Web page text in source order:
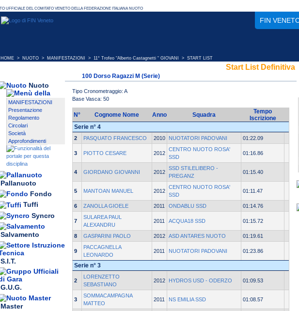
FIN
HOME > NUOTO > MANIFESTAZIONI > 11° Trofeo “Alberto Castagnetti “ GIOVANI > START LIST
Nuoto
MANIFESTAZIONI
Presentazione
Regolamento
Circolari
Società
Approfondimenti
Pallanuoto
Fondo
Tuffi
Syncro
Salvamento
S.I.T.
G.U.G.
Master
Start List Definitiva
100 Dorso Ragazzi M (Serie)
Tipo Cronometraggio: A
Base Vasca: 50
N° Cognome Nome Anno Squadra
Tempo
Iscrizione
Serie n° 4
2 PASQUATO FRANCESCO 2010 NUOTATORI PADOVANI 01:22.09
3 PIOTTO CESARE 2012
CENTRO NUOTO ROSA'
SSD
01:16.86
4 GIORDANO GIOVANNI 2012
SSD STILELIBERO -
PREGANZ
01:15.40
5 MANTOAN MANUEL 2012
CENTRO NUOTO ROSA'
SSD
01:11.47
6 ZANOLLA GIOELE 2011 ONDABLU SSD 01:14.76
7
SULAREA PAUL
ALEXANDRU
2011 ACQUA18 SSD 01:15.72
8 GASPARINI PAOLO 2012 ASD ANTARES NUOTO 01:19.61
9
PACCAGNELLA
LEONARDO
2011 NUOTATORI PADOVANI 01:23.86
Serie n° 3
2
LORENZETTO
SEBASTIANO
2012 HYDROS USD - ODERZO 01:09.53
3
SOMMACAMPAGNA
MATTEO
2011 NS EMILIA SSD 01:08.57